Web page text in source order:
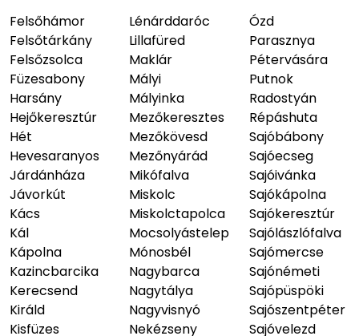
Felsőhámor
Felsőtárkány
Felsőzsolca
Füzesabony
Harsány
Hejőkeresztúr
Hét
Hevesaranyos
Járdánháza
Jávorkút
Kács
Kál
Kápolna
Kazincbarcika
Kerecsend
Királd
Kisfüzes
Lénárddaróc
Lillafüred
Maklár
Mályi
Mályinka
Mezőkeresztes
Mezőkövesd
Mezőnyárád
Mikófalva
Miskolc
Miskolctapolca
Mocsolyástelep
Mónosbél
Nagybarca
Nagytálya
Nagyvisnyó
Nekézseny
Ózd
Parasznya
Pétervására
Putnok
Radostyán
Répáshuta
Sajóbábony
Sajóecseg
Sajóivánka
Sajókápolna
Sajókeresztúr
Sajólászlófalva
Sajómercse
Sajónémeti
Sajópüspöki
Sajószentpéter
Sajóvelezd